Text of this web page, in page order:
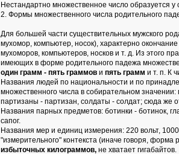
Нестандартно множественное число образуется
2. Формы множественного числа родительного
Для большей части существительных мужского
мухомор, компьютер, носок), характерно
мухоморов, компьютеров, носков и т. д. Из этого
имеющих в форме родительного падежа
один грамм - пять граммов и пять грамм и т. п. К
Названия людей по национальности и по
множественного числа в собирательном
партизаны - партизан, солдаты - солдат; сюда же
Названия парных предметов: ботинки - ботинок,
сапог.
Названия мер и единиц измерения: 220 вольт,
"измерительного" контекста (иначе говоря,
избыточных килограммов, не хватает гигабайтов.